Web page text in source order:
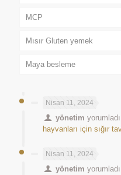
MCP
Mısır Gluten yemek
Maya besleme
Nisan 11, 2024
yönetim
hayvanları için sığır
Nisan 11, 2024
yönetim yorumladı